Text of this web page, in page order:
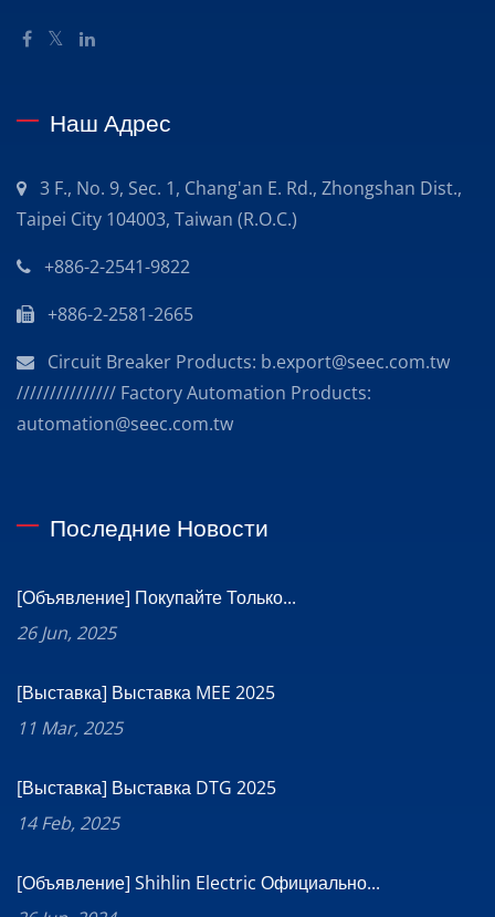
Наш Адрес
3 F., No. 9, Sec. 1, Chang'an E. Rd., Zhongshan Dist.,
Taipei City 104003, Taiwan (R.O.C.)
+886-2-2541-9822
+886-2-2581-2665
Circuit Breaker Products: b.export@seec.com.tw
/////////////// Factory Automation Products:
automation@seec.com.tw
Последние Новости
[Объявление] Покупайте Только...
26 Jun, 2025
[Выставка] Выставка MEE 2025
11 Mar, 2025
[Выставка] Выставка DTG 2025
14 Feb, 2025
[Объявление] Shihlin Electric Официально...